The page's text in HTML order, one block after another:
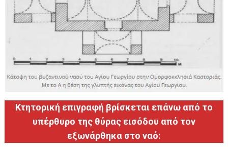
Κτητορική επιγραφή βρίσκεται επάνω από το
υπέρθυρο της θύρας εισόδου από τον
εξωνάρθηκα στο ναό: